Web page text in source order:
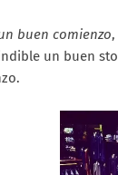
buen comienzo
un buen